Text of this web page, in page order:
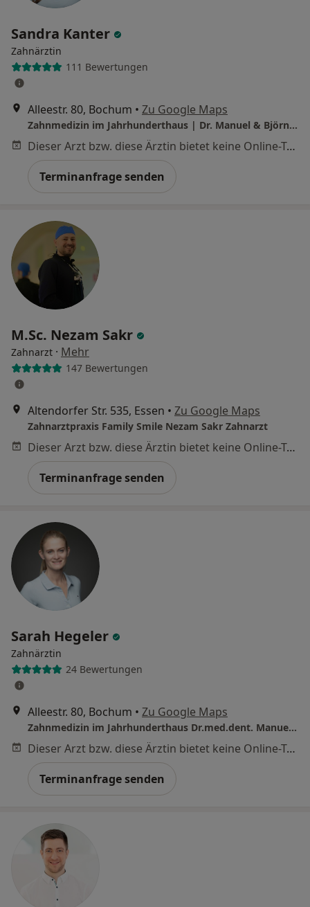
Sandra Kanter
Zahnärztin
111 Bewertungen
Alleestr. 80, Bochum • Zu Google Maps
Zahnmedizin im Jahrhunderthaus | Dr. Manuel & Björn Kenter
Dieser Arzt bzw. diese Ärztin bietet keine Online-Terminbuchung an diesem Standort an.
Terminanfrage senden
M.Sc. Nezam Sakr
Zahnarzt · Mehr
147 Bewertungen
Altendorfer Str. 535, Essen • Zu Google Maps
Zahnarztpraxis Family Smile Nezam Sakr Zahnarzt
Dieser Arzt bzw. diese Ärztin bietet keine Online-Terminbuchung an diesem Standort an.
Terminanfrage senden
Sarah Hegeler
Zahnärztin
24 Bewertungen
Alleestr. 80, Bochum • Zu Google Maps
Zahnmedizin im Jahrhunderthaus Dr.med.dent. Manuel Kenter und Björn Kenter
Dieser Arzt bzw. diese Ärztin bietet keine Online-Terminbuchung an diesem Standort an.
Terminanfrage senden